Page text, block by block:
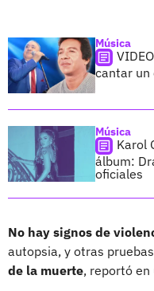
Música
cantar un
Música
Karol
álbum:
oficiales
No hay signos de
autopsia, y otras
de la muerte, reportó en